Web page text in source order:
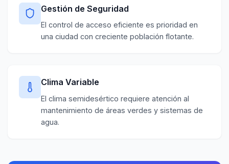
Gestión de Seguridad
El control de acceso eficiente es prioridad en
una ciudad con creciente población flotante.
Clima Variable
El clima semidesértico requiere atención al
mantenimiento de áreas verdes y sistemas de
agua.